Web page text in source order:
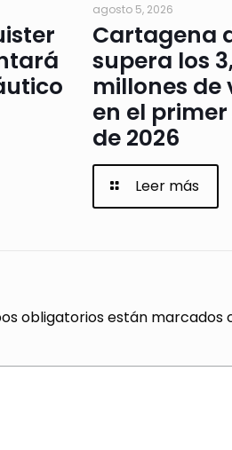
agosto 5, 2026
Cartagena
supera los
millones de
en el
de 2026
Leer más
obligatorios están marcados